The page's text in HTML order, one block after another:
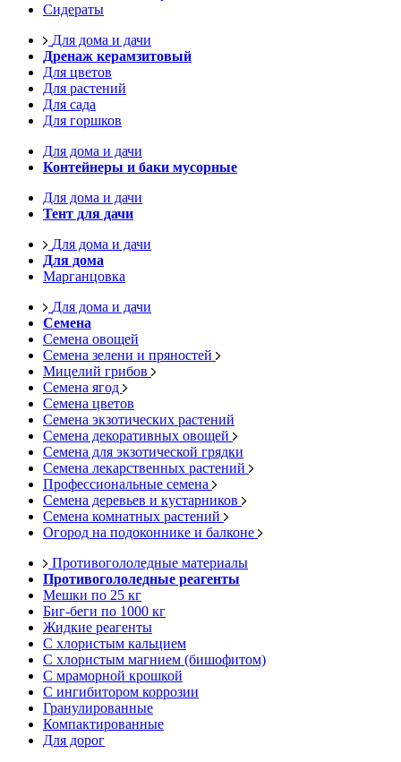
Сидераты
Для дома и дачи
Дренаж керамзитовый
Для цветов
Для растений
Для сада
Для горшков
Для дома и дачи
Контейнеры и баки мусорные
Для дома и дачи
Тент для дачи
Для дома и дачи
Для дома
Марганцовка
Для дома и дачи
Семена
Семена овощей
Семена зелени и пряностей
Мицелий грибов
Семена ягод
Семена цветов
Семена экзотических растений
Семена декоративных овощей
Семена для экзотической грядки
Семена лекарственных растений
Профессиональные семена
Семена деревьев и кустарников
Семена комнатных растений
Огород на подоконнике и балконе
Противогололедные материалы
Противогололедные реагенты
Мешки по 25 кг
Биг-беги по 1000 кг
Жидкие реагенты
С хлористым кальцием
С хлористым магнием (бишофитом)
С мраморной крошкой
С ингибитором коррозии
Гранулированные
Компактированные
Для дорог